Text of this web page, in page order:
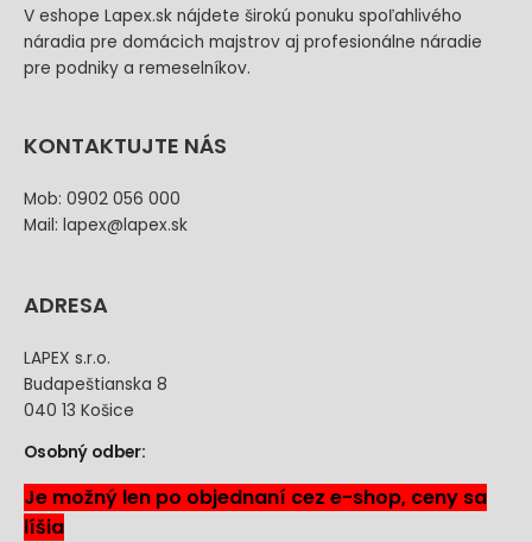
V eshope Lapex.sk nájdete širokú ponuku spoľahlivého
náradia pre domácich majstrov aj profesionálne náradie
pre podniky a remeselníkov.
KONTAKTUJTE NÁS
Mob: 0902 056 000
Mail: lapex@lapex.sk
ADRESA
LAPEX s.r.o.
Budapeštianska 8
040 13 Košice
Osobný odber:
Je možný len po objednaní cez e-shop, ceny sa
líšia